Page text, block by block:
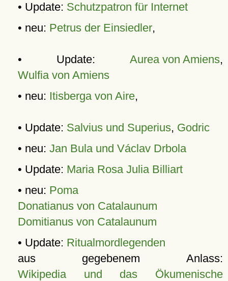
• Update: Schutzpatron für Internet
• neu: Petrus der Einsiedler,
• Update: Aurea von Amiens,
Wulfia von Amiens
• neu: Itisberga von Aire,
• Update: Salvius und Superius, Godric
• neu: Jan Bula und Václav Drbola
• Update: Maria Rosa Julia Billiart
• neu: Poma
Donatianus von Catalaunum
Domitianus von Catalaunum
• Update: Ritualmordlegenden
aus gegebenem Anlass:
Wikipedia und das Ökumenische